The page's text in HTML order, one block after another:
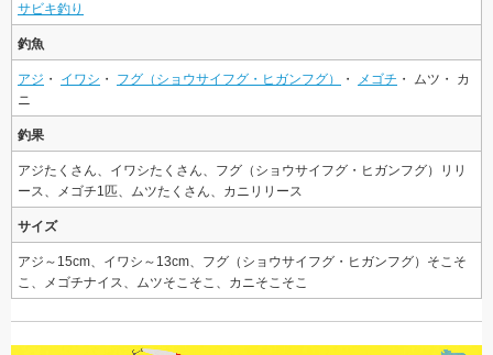
サビキ釣り
釣魚
アジ ・ イワシ ・ フグ（ショウサイフグ・ヒガンフグ） ・ メゴチ ・ ムツ・ カ
ニ
釣果
アジたくさん、イワシたくさん、フグ（ショウサイフグ・ヒガンフグ）リリ
ース、メゴチ1匹、ムツたくさん、カニリリース
サイズ
アジ～15cm、イワシ～13cm、フグ（ショウサイフグ・ヒガンフグ）そこそ
こ、メゴチナイス、ムツそこそこ、カニそこそこ